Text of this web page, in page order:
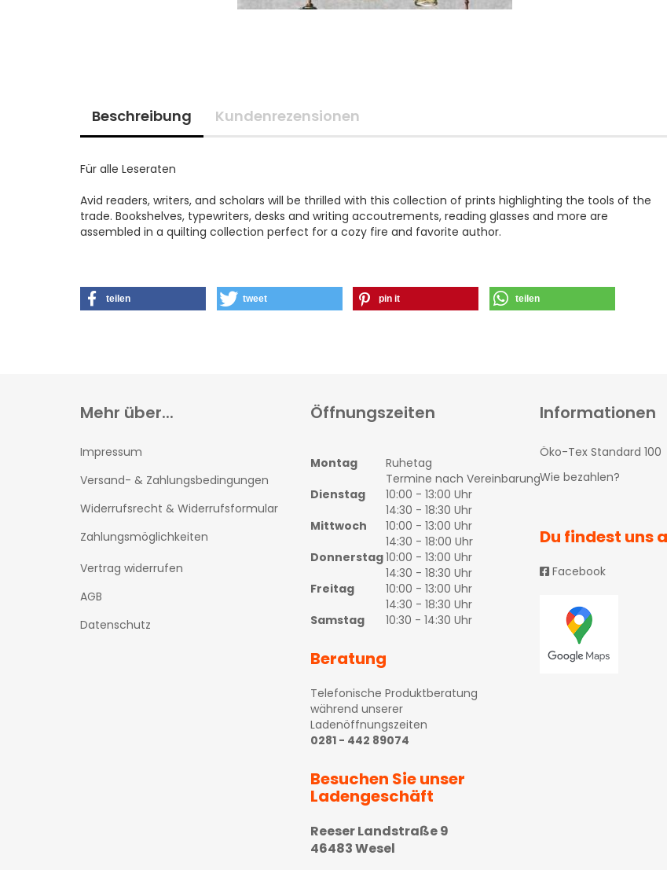
Beschreibung Kundenrezensionen
Für alle Leseraten
Avid readers, writers, and scholars will be thrilled with this collection of prints highlighting the tools of the
trade. Bookshelves, typewriters, desks and writing accoutrements, reading glasses and more are
assembled in a quilting collection perfect for a cozy fire and favorite author.
teilen tweet pin it teilen
Mehr über...
Impressum
Versand- & Zahlungsbedingungen
Widerrufsrecht & Widerrufsformular
Zahlungsmöglichkeiten
Vertrag widerrufen
AGB
Datenschutz
Öffnungszeiten
Montag
Ruhetag
Termine nach Vereinbarung
Dienstag
10:00 - 13:00 Uhr
14:30 - 18:30 Uhr
Mittwoch
10:00 - 13:00 Uhr
14:30 - 18:00 Uhr
Donnerstag10:00 - 13:00 Uhr
14:30 - 18:30 Uhr
Freitag
10:00 - 13:00 Uhr
14:30 - 18:30 Uhr
Samstag
10:30 - 14:30 Uhr
Beratung
Telefonische Produktberatung
während unserer
Ladenöffnungszeiten
0281 - 442 89074
Besuchen Sie unser
Ladengeschäft
Reeser Landstraße 9
46483 Wesel
Informationen
Öko-Tex Standard 100
Wie bezahlen?
Du findest uns
Facebook